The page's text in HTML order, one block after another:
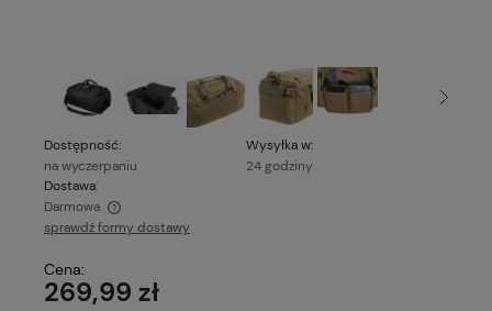
Dostępność:
na wyczerpaniu
Wysyłka w:
24 godziny
Dostawa:
Darmowa
Cena nie zawiera ewentualnych kosztów płatności
sprawdź formy dostawy
Cena:
269,99 zł